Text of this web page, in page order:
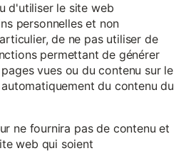
d'utiliser le site web
personnelles et non
de ne pas utiliser de
permettant de générer
vues ou du contenu sur le
du contenu du
ne fournira pas de contenu et
web qui soient